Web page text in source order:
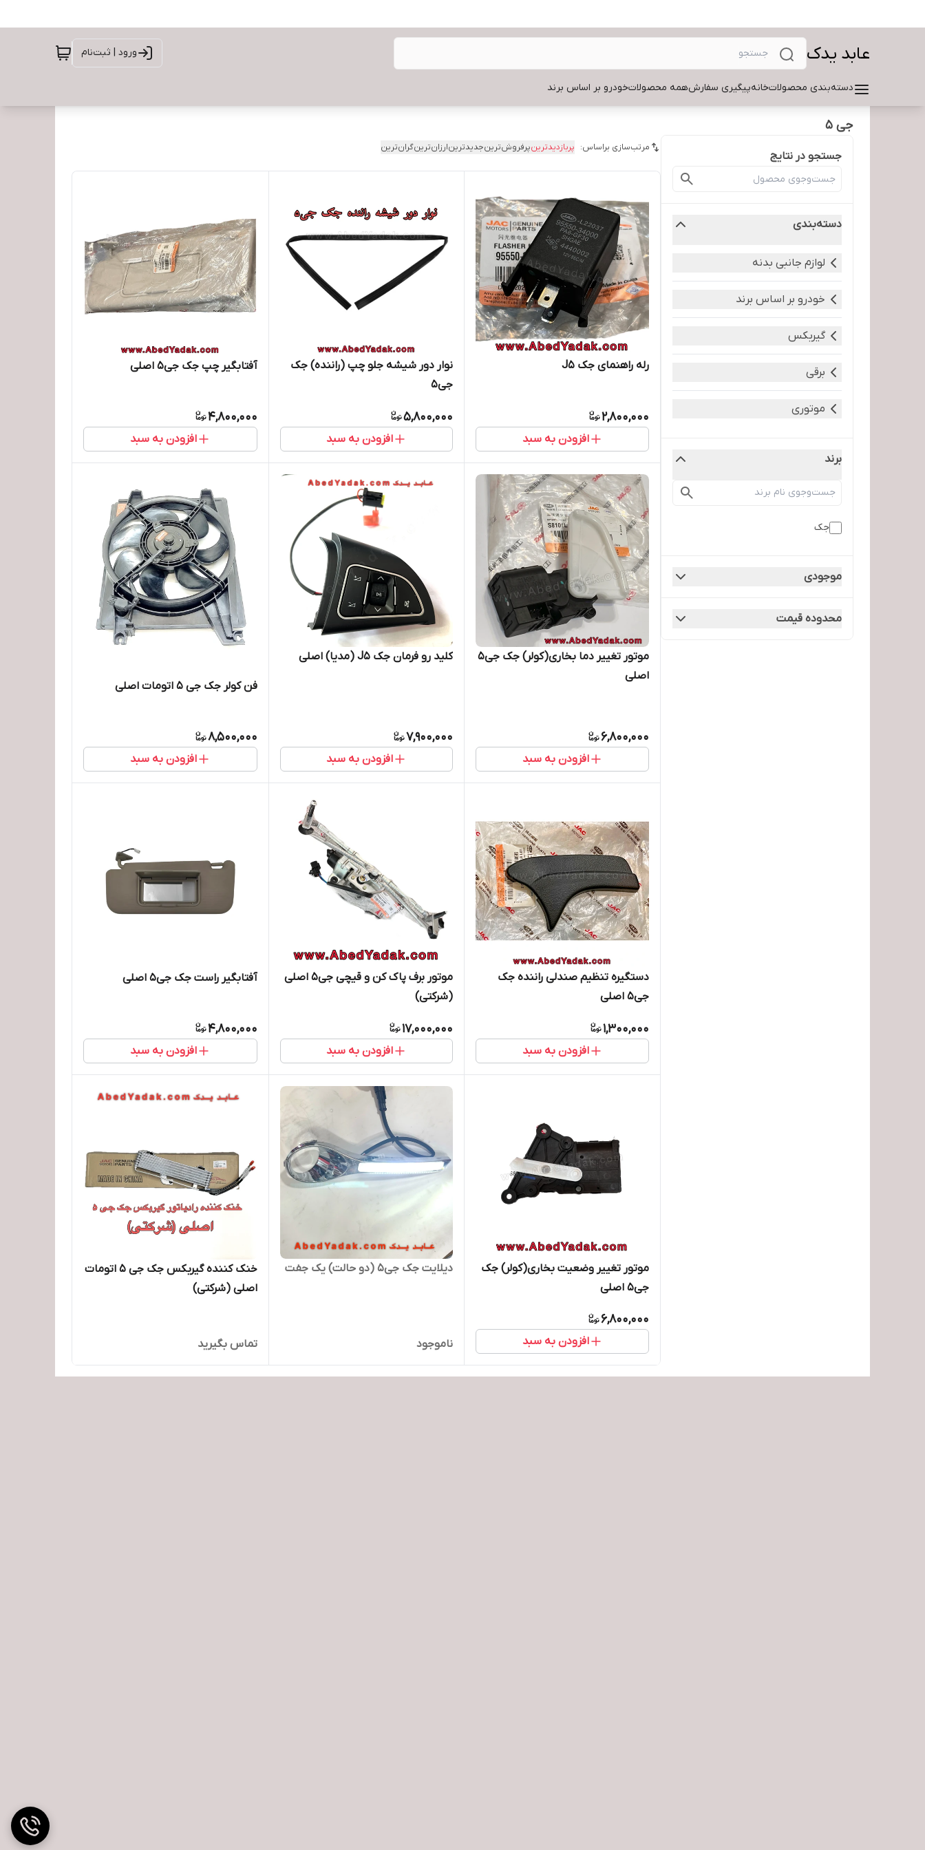
عابد یدک ورود | ثبت‌نام
دسته‌بندی محصولاتخانهپیگیری سفارشهمه محصولاتخودرو بر اساس برند
جی 5
جستجو در نتایج
دسته‌بندی
لوازم جانبی بدنه
خودرو بر اساس برند
گیربکس
برقی
موتوری
برند
جک
موجودی
محدوده قیمت
مرتب‌سازی براساس: پربازدیدترینپرفروش‌ترینجدیدترینارزان‌ترینگران‌ترین
رله راهنمای جک J5
2,800,000
افزودن به سبد
نوار دور شیشه جلو چپ (راننده) جک
جی5
5,800,000
افزودن به سبد
آفتابگیر چپ جک جی5 اصلی
4,800,000
افزودن به سبد
موتور تغییر دما بخاری(کولر) جک جی5
اصلی
6,800,000
افزودن به سبد
کلید رو فرمان جک J5 (مدیا) اصلی
7,900,000
افزودن به سبد
فن کولر جک جی 5 اتومات اصلی
8,500,000
افزودن به سبد
دستگیره تنظیم صندلی راننده جک
جی۵ اصلی
1,300,000
افزودن به سبد
موتور برف پاک کن و قیچی جی5 اصلی
(شرکتی)
17,000,000
افزودن به سبد
آفتابگیر راست جک جی5 اصلی
4,800,000
افزودن به سبد
موتور تغییر وضعیت بخاری(کولر) جک
جی5 اصلی
6,800,000
افزودن به سبد
دیلایت جک جی۵ (دو حالت) یک جفت
ناموجود
خنک کننده گیربکس جک جی 5 اتومات
اصلی (شرکتی)
تماس بگیرید